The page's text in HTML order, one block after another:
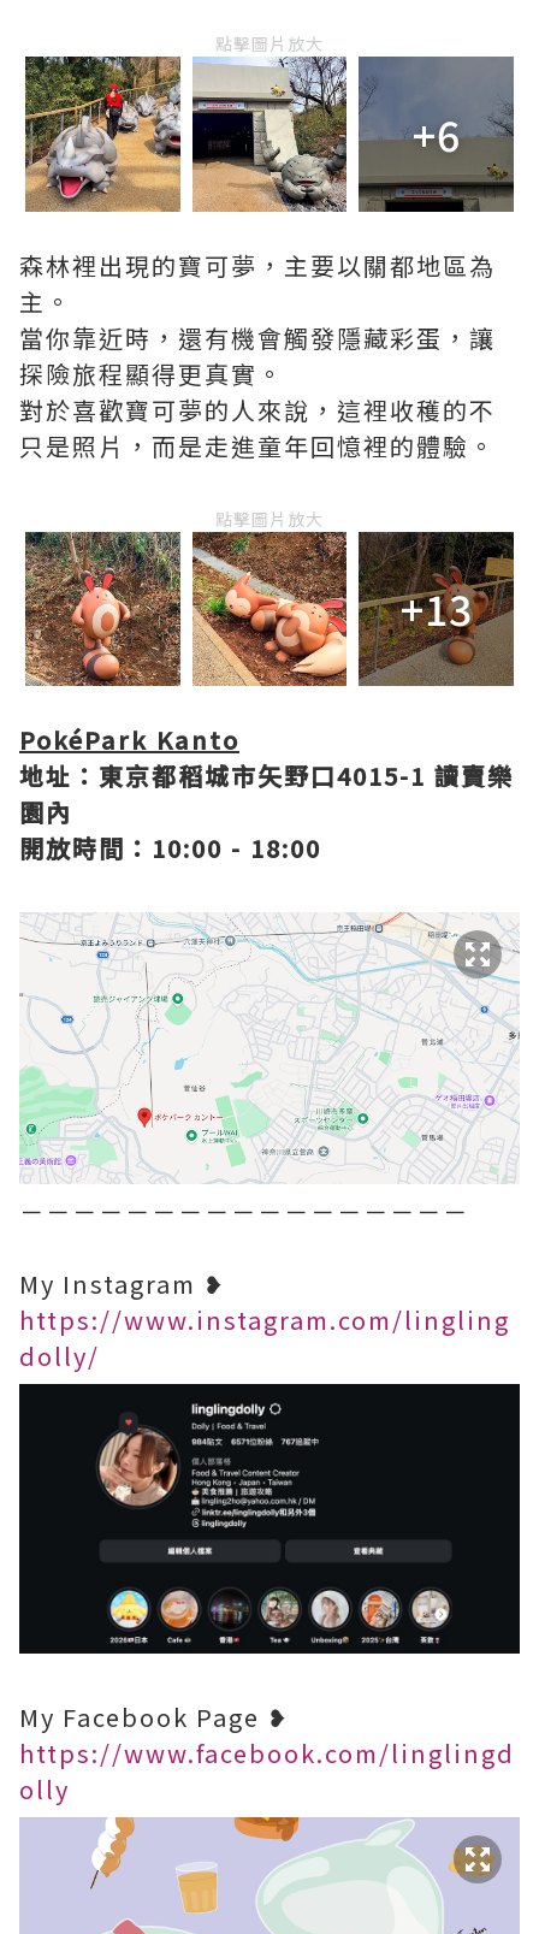
點擊圖片放大
+6
森林裡出現的寶可夢，主要以關都地區為
主。
當你靠近時，還有機會觸發隱藏彩蛋，讓
探險旅程顯得更真實。
對於喜歡寶可夢的人來說，這裡收穫的不
只是照片，而是走進童年回憶裡的體驗。
點擊圖片放大
+13
PokéPark Kanto
地址：東京都稻城市矢野口4015-1 讀賣樂
園內
開放時間：10:00 - 18:00
－－－－－－－－－－－－－－－－－
My Instagram ❥
https://www.instagram.com/lingling
dolly/
My Facebook Page ❥
https://www.facebook.com/linglingd
olly